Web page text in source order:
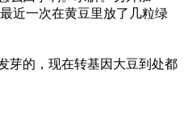
近一次在黄豆里放了几粒绿
芽的，现在转基因大豆到处都